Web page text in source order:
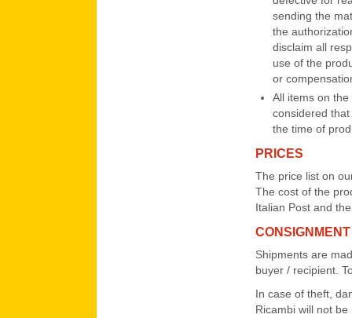
sending the
the
disclaim all
use of the
or
All items on
considered
the time of
PRICES
The price list on
The cost of the
Italian Post and
CONSIGNMENT
Shipments are
buyer / recipient.
In case of theft,
Ricambi will not